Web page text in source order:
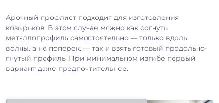
Арочный профлист подходит для изготовления
козырьков. В этом случае можно как согнуть
металлопрофиль самостоятельно — только вдоль
волны, а не поперек, — так и взять готовый продольно-
гнутый профиль. При минимальном изгибе первый
вариант даже предпочтительнее.
Анна